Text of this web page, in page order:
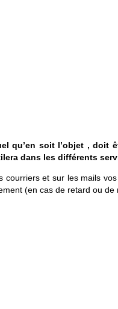
qu’en soit l’objet , doit
dans les différents
courriers et sur les mails
(en cas de retard ou de